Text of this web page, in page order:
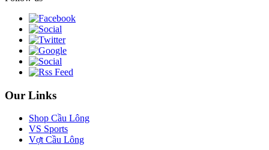
Our Links
Shop Cầu Lông
VS Sports
Vợt Cầu Lông